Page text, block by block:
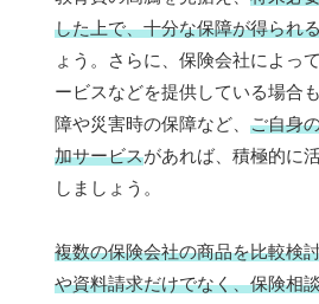
した上で、十分な保障が得られ
ょう。さらに、保険会社によっ
ービスなどを提供している場合
障や災害時の保障など、 ご自身
加サービスがあれば、積極的に
しましょう。
複数の保険会社の商品を比較検
や資料請求だけでなく、保険相